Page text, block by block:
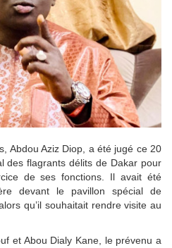
Abdou Aziz Diop, a été jugé ce 20
des flagrants délits de Dakar pour
de ses fonctions. Il avait été
devant le pavillon spécial de
qu’il souhaitait rendre visite au
et Abou Dialy Kane, le prévenu a